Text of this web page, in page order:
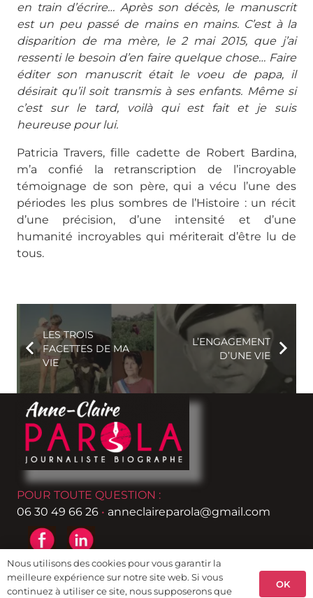
en train d’écrire… Après son décès, le manuscrit
est un peu passé de mains en mains. C’est à la
disparition de ma mère, le 2 mai 2015, que j’ai
ressenti le besoin d’en faire quelque chose… Faire
éditer son manuscrit était le voeu de papa, il
désirait qu’il soit transmis à ses enfants. Même si
c’est sur le tard, voilà qui est fait et je suis
heureuse pour lui.
Patricia Travers, fille cadette de Robert Bardina,
m’a confié la retranscription de l’incroyable
témoignage de son père, qui a vécu l’une des
périodes les plus sombres de l’Histoire : un récit
d’une précision, d’une intensité et d’une
humanité incroyables qui mériterait d’être lu de
tous.
LES TROIS
FACETTES DE MA
VIE
L’ENGAGEMENT
D’UNE VIE
POUR TOUTE QUESTION :
06 30 49 66 26 • anneclaireparola@gmail.com
Copyright© 2025 Anne-Claire Parola
Nous utilisons des cookies pour vous garantir la
meilleure expérience sur notre site web. Si vous
continuez à utiliser ce site, nous supposerons que
OK